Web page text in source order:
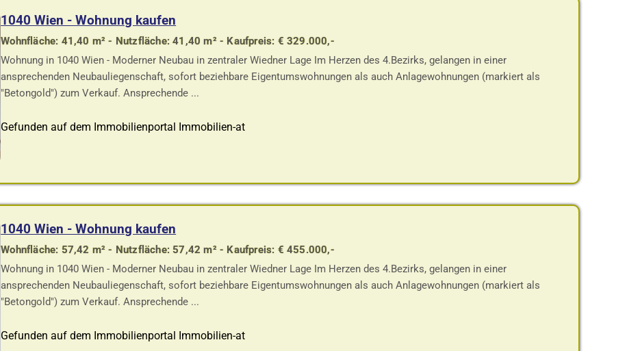
1040 Wien - Wohnung kaufen
Wohnfläche: 41,40 m² - Nutzfläche: 41,40 m² - Kaufpreis: € 329.000,-
Wohnung in 1040 Wien - Moderner Neubau in zentraler Wiedner Lage Im Herzen des 4.Bezirks, gelangen in einer
ansprechenden Neubauliegenschaft, sofort beziehbare Eigentumswohnungen als auch Anlagewohnungen (markiert als
"Betongold") zum Verkauf. Ansprechende ...
Gefunden auf dem Immobilienportal Immobilien-at
1040 Wien - Wohnung kaufen
Wohnfläche: 57,42 m² - Nutzfläche: 57,42 m² - Kaufpreis: € 455.000,-
Wohnung in 1040 Wien - Moderner Neubau in zentraler Wiedner Lage Im Herzen des 4.Bezirks, gelangen in einer
ansprechenden Neubauliegenschaft, sofort beziehbare Eigentumswohnungen als auch Anlagewohnungen (markiert als
"Betongold") zum Verkauf. Ansprechende ...
Gefunden auf dem Immobilienportal Immobilien-at